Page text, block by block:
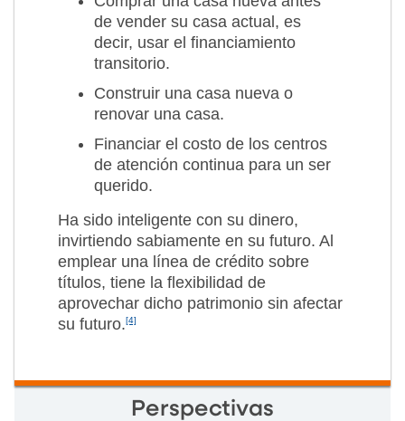
de vender su casa actual, es
decir, usar el financiamiento
transitorio.
Construir una casa nueva o
renovar una casa.
Financiar el costo de los centros
de atención continua para un ser
querido.
Ha sido inteligente con su dinero,
invirtiendo sabiamente en su futuro. Al
emplear una línea de crédito sobre
títulos, tiene la flexibilidad de
aprovechar dicho patrimonio sin afectar
su futuro.[4]
Perspectivas